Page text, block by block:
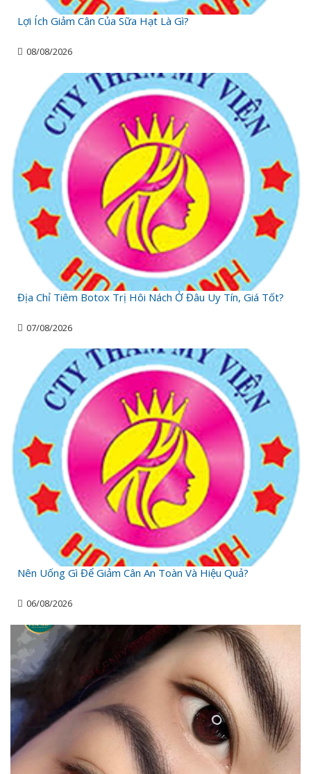
Lợi Ích Giảm Cân Của Sữa Hạt Là Gì?
08/08/2026
Địa Chỉ Tiêm Botox Trị Hôi Nách Ở Đâu Uy Tín, Giá Tốt?
07/08/2026
Nên Uống Gì Để Giảm Cân An Toàn Và Hiệu Quả?
06/08/2026